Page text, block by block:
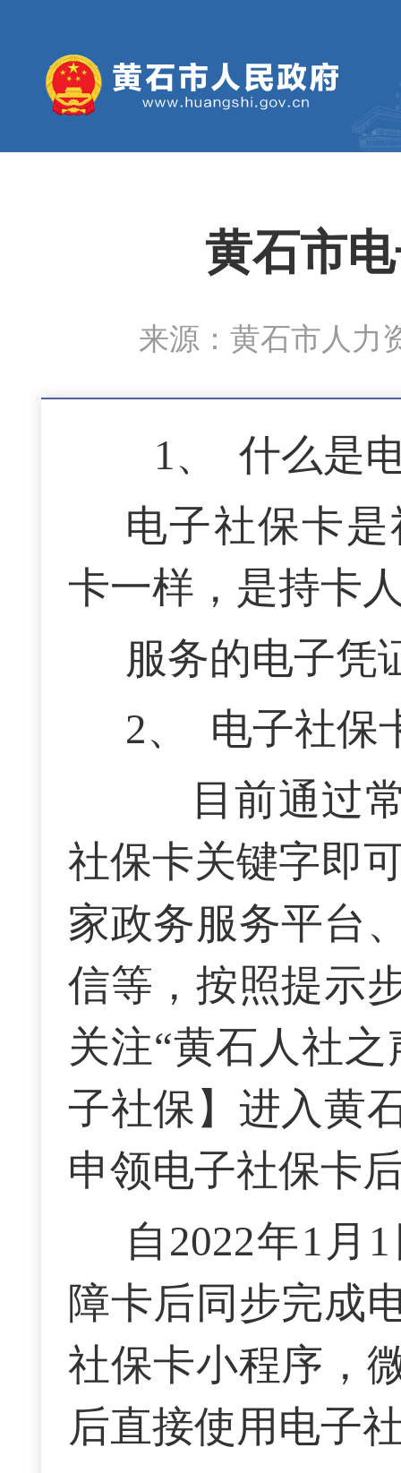
黄石市
来源：黄石市人
1、 什么是
电子社保卡
卡一样，是持卡
服务的电子凭
2、 电子社保
目前通过
社保卡关键字即
家政务服务平台
信等 ，按照提示
关注“黄石人社之
子社保】进入黄
申领电子社保卡
自 2022年1月
障卡后同步完成
社保卡小程序，
后直接使用电子